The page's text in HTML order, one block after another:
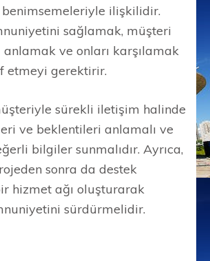
ilişkilidir.
sağlamak, müşteri
ve onları karşılamak
etmeyi gerektirir.
sürekli iletişim halinde
ve beklentileri anlamalı ve
bilgiler sunmalıdır. Ayrıca,
sonra da destek
hizmet ağı oluşturarak
sürdürmelidir.